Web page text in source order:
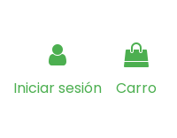
Iniciar sesión Carro